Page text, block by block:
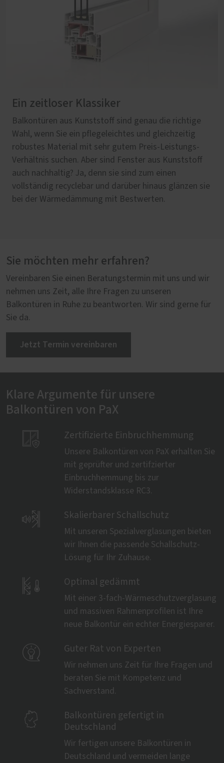
Ein zeitloser Klassiker
Balkontüren aus Kunststoff sind genau die richtige
Wahl, wenn Sie ein pflegeleichtes und gleichzeitig
robustes Material mit sehr gutem Preis-Leistungs-
Verhältnis suchen. Aber sind Fenster aus Kunststoff
auch nachhaltig? Ja, denn sie sind zum einen
vollständig recyclebar und darüber hinaus glänzen sie
bei der Wärmedämmung mit Bestwerten.
Elegant und langlebig
Wenn Sie die lange Lebenszeit Ihrer Kunststoff-
Fenster noch weiter verlängern wollen, sollten Sie
sich für Fenster aus Kunststoff und Aluminium
entscheiden. Die außenliegende Aluminiumschale ist
nicht nur ein sehr guter Schutzschild gegen jegliche
Witterungsbedingungen, sie sieht dabei auch noch
besonders elegant aus. Ob das an den vielen
Natürlich, nachwachsend, nachhaltig
Eine Balkontür aus Holz geht immer, egal ob mit
Sprossen im denkmalgeschützten Altbau oder im
energieeffizienten Neubau. Holz sorgt zudem für
Wärme und Gemütlichkeit in Ihren vier Wänden und ist
als nachwachsender Rohstoff ein optimaler CO₂-
Speicher. Nachhaltig ist der Werkstoff auch auf lange
Sicht, denn bei guter Pflege hält eine Balkontür aus
Mehr geht nicht
Holz und Aluminium als Fenstermaterial, das ist Natur
und Technik vereint auf höchstem Niveau. Während
raumseitig die einzigartige Holzoberfläche für Wärme
und Gemütlichkeit sorgt, ist die Balkontür von außen
bestens durch die Aluminium-Deckschale vor
Witterung geschützt. Es entsteht etwas Exklusives
von langem Bestand.
Sie möchten mehr erfahren?
Vereinbaren Sie einen Beratungstermin mit uns und wir
nehmen uns Zeit, alle Ihre Fragen zu unseren
Balkontüren in Ruhe zu beantworten. Wir sind gerne für
Sie da.
Jetzt Termin vereinbaren
Klare Argumente für unsere
Balkontüren von PaX
 Zertifizierte Einbruchhemmung
Unsere Balkontüren von PaX erhalten Sie
mit geprüfter und zertifzierter
Einbruchhemmung bis zur
Widerstandsklasse RC3.
 Skalierbarer Schallschutz
Mit unseren Spezialverglasungen bieten
wir Ihnen die passende Schallschutz-
Lösung für Ihr Zuhause.
 Optimal gedämmt
Mit einer 3-fach-Wärmeschutzverglasung
und massiven Rahmenprofilen ist Ihre
neue Balkontür ein echter Energiesparer.
 Guter Rat von Experten
Wir nehmen uns Zeit für Ihre Fragen und
beraten Sie mit Kompetenz und
Sachverstand.

Balkontüren gefertigt in
Deutschland
Wir fertigen unsere Balkontüren in
Deutschland und vermeiden lange